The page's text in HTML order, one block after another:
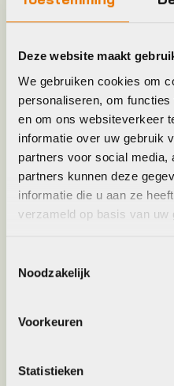
Deze website maakt
We gebruiken cookies om
personaliseren, om
en om ons websiteverkeer
informatie over uw gebruik
partners voor social media,
partners kunnen deze
informatie die u aan ze
verzameld op basis van
Noodzakelijk
Voorkeuren
Statistieken
Hoofdkleur
Keyword
Leverstatus
Model enduro